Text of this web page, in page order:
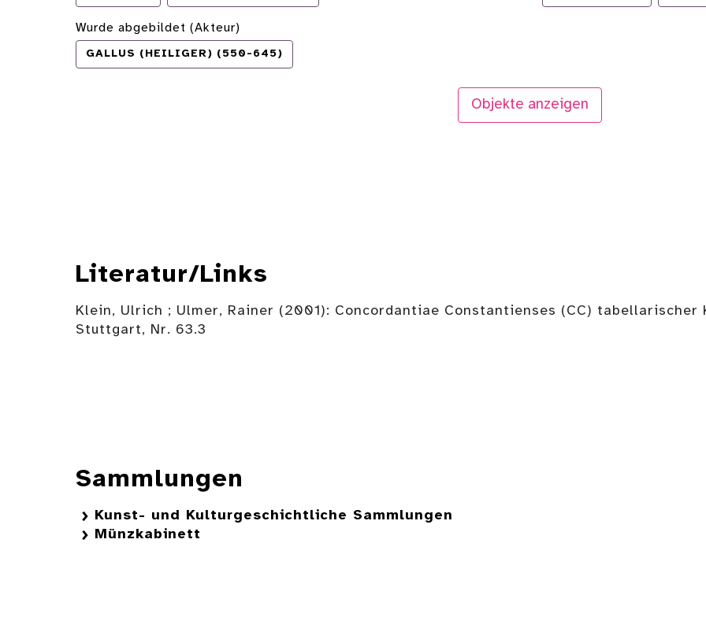
Wurde abgebildet (Akteur)
GALLUS (HEILIGER) (550-645)
Objekte anzeigen
Literatur/Links
Klein, Ulrich ; Ulmer, Rainer (2001): Concordantiae Constantienses (CC)
Stuttgart, Nr. 63.3
Sammlungen
Kunst- und Kulturgeschichtliche Sammlungen
Münzkabinett